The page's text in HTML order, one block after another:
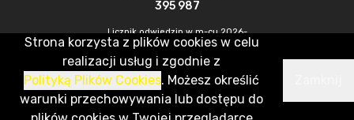
395 987
Licznik odwiedzin w m-cu 2026-
07
1 298
CMS & Hosting: Nefeni Sp. z o.o.
Strona korzysta z plików cookies w celu
realizacji usług i zgodnie z
Polityką Plików Cookies. Możesz określić
warunki przechowywania lub dostępu do